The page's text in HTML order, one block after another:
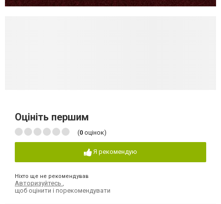
Оцініть першим
(0 оцінок)
Я рекомендую
Ніхто ще не рекомендував
Авторизуйтесь
щоб оцінити і порекомендувати